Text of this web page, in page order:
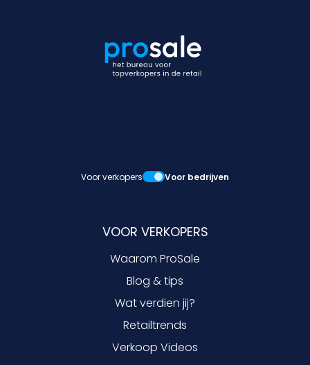
Voor verkopers Voor bedrijven
VOOR VERKOPERS
Waarom ProSale
Blog & tips
Wat verdien jij?
Retailtrends
Verkoop Videos